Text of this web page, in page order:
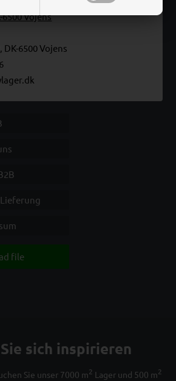
6500 Vojens
DK-6500 Vojens
file
sich inspirieren
Sie unser 7000 m2 Lager und 500 m2